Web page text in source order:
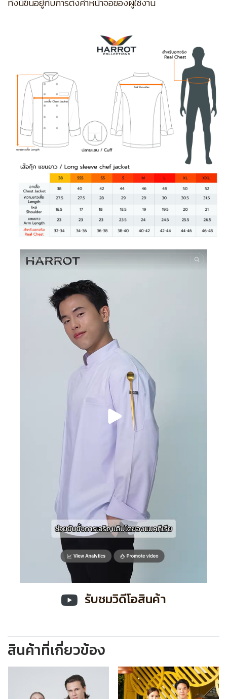
ทั้งนี้ขึ้นอยู่กับการตั้งค่าหน้าจอของผู้ใช้งาน
รับชมวิดีโอสินค้า
สินค้าที่เกี่ยวข้อง